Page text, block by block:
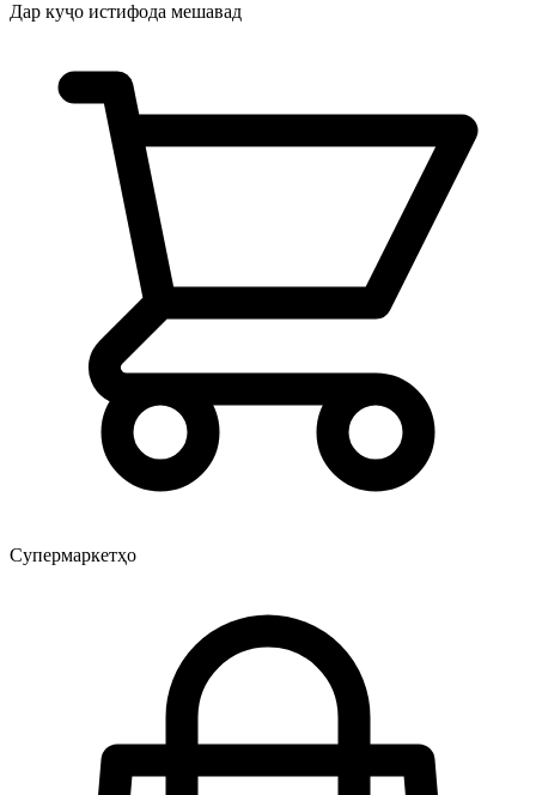
Дар куҷо истифода мешавад
Супермаркетҳо